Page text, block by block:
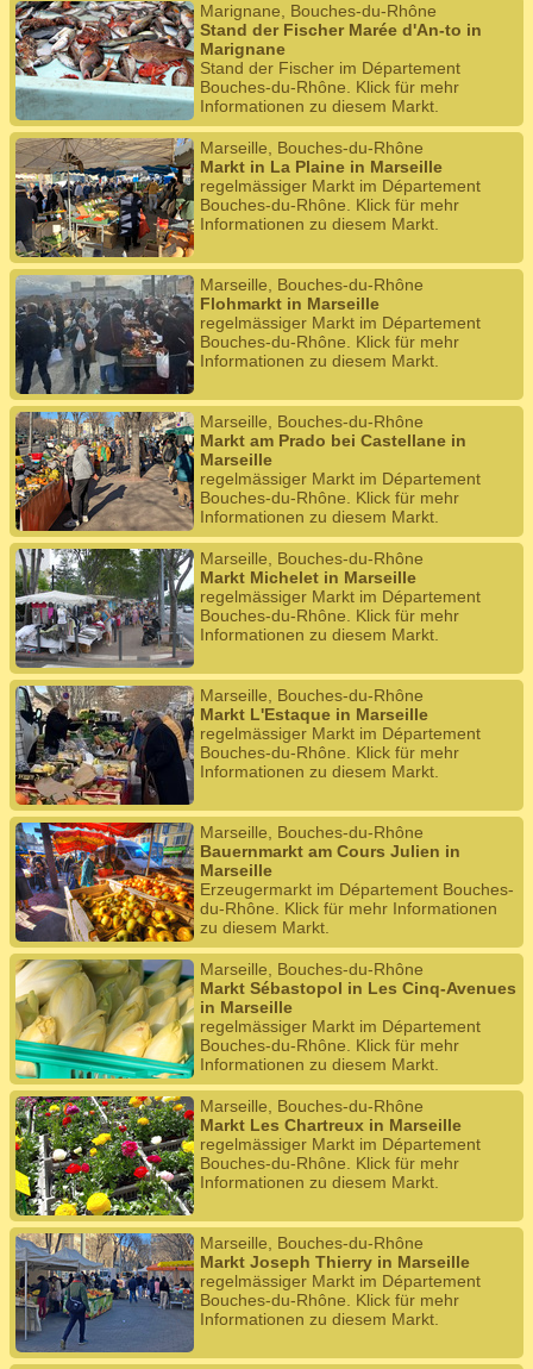
Marignane, Bouches-du-Rhône
Stand der Fischer Marée d'An-to in
Marignane
Stand der Fischer im Département
Bouches-du-Rhône. Klick für mehr
Informationen zu diesem Markt.
Marseille, Bouches-du-Rhône
Markt in La Plaine in Marseille
regelmässiger Markt im Département
Bouches-du-Rhône. Klick für mehr
Informationen zu diesem Markt.
Marseille, Bouches-du-Rhône
Flohmarkt in Marseille
regelmässiger Markt im Département
Bouches-du-Rhône. Klick für mehr
Informationen zu diesem Markt.
Marseille, Bouches-du-Rhône
Markt am Prado bei Castellane in
Marseille
regelmässiger Markt im Département
Bouches-du-Rhône. Klick für mehr
Informationen zu diesem Markt.
Marseille, Bouches-du-Rhône
Markt Michelet in Marseille
regelmässiger Markt im Département
Bouches-du-Rhône. Klick für mehr
Informationen zu diesem Markt.
Marseille, Bouches-du-Rhône
Markt L'Estaque in Marseille
regelmässiger Markt im Département
Bouches-du-Rhône. Klick für mehr
Informationen zu diesem Markt.
Marseille, Bouches-du-Rhône
Bauernmarkt am Cours Julien in
Marseille
Erzeugermarkt im Département Bouches-
du-Rhône. Klick für mehr Informationen
zu diesem Markt.
Marseille, Bouches-du-Rhône
Markt Sébastopol in Les Cinq-Avenues
in Marseille
regelmässiger Markt im Département
Bouches-du-Rhône. Klick für mehr
Informationen zu diesem Markt.
Marseille, Bouches-du-Rhône
Markt Les Chartreux in Marseille
regelmässiger Markt im Département
Bouches-du-Rhône. Klick für mehr
Informationen zu diesem Markt.
Marseille, Bouches-du-Rhône
Markt Joseph Thierry in Marseille
regelmässiger Markt im Département
Bouches-du-Rhône. Klick für mehr
Informationen zu diesem Markt.